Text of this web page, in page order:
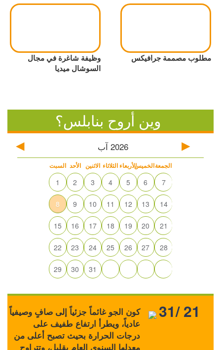
مطلوب مصممة جرافيكس
وظيفة شاغرة في مجال
السوشال ميديا
وين أروح بنابلس؟
2026 آب
السبت الأحد الاثنين الثلاثاء الأربعاءالخميسالجمعة
1 2 3 4 5 6 7
8 9 10 11 12 13 14
15 16 17 18 19 20 21
22 23 24 25 26 27 28
29 30 31
كون الجو غائماً جزئياً إلى صافٍ وصيفياً
عادياً، ويطرأ ارتفاع طفيف على
درجات الحرارة بحيث تصبح أعلى من
معدلها السنوي العام بقليل، وتتراوح
31/ 21